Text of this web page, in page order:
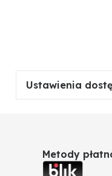
Ustawienia
Metody